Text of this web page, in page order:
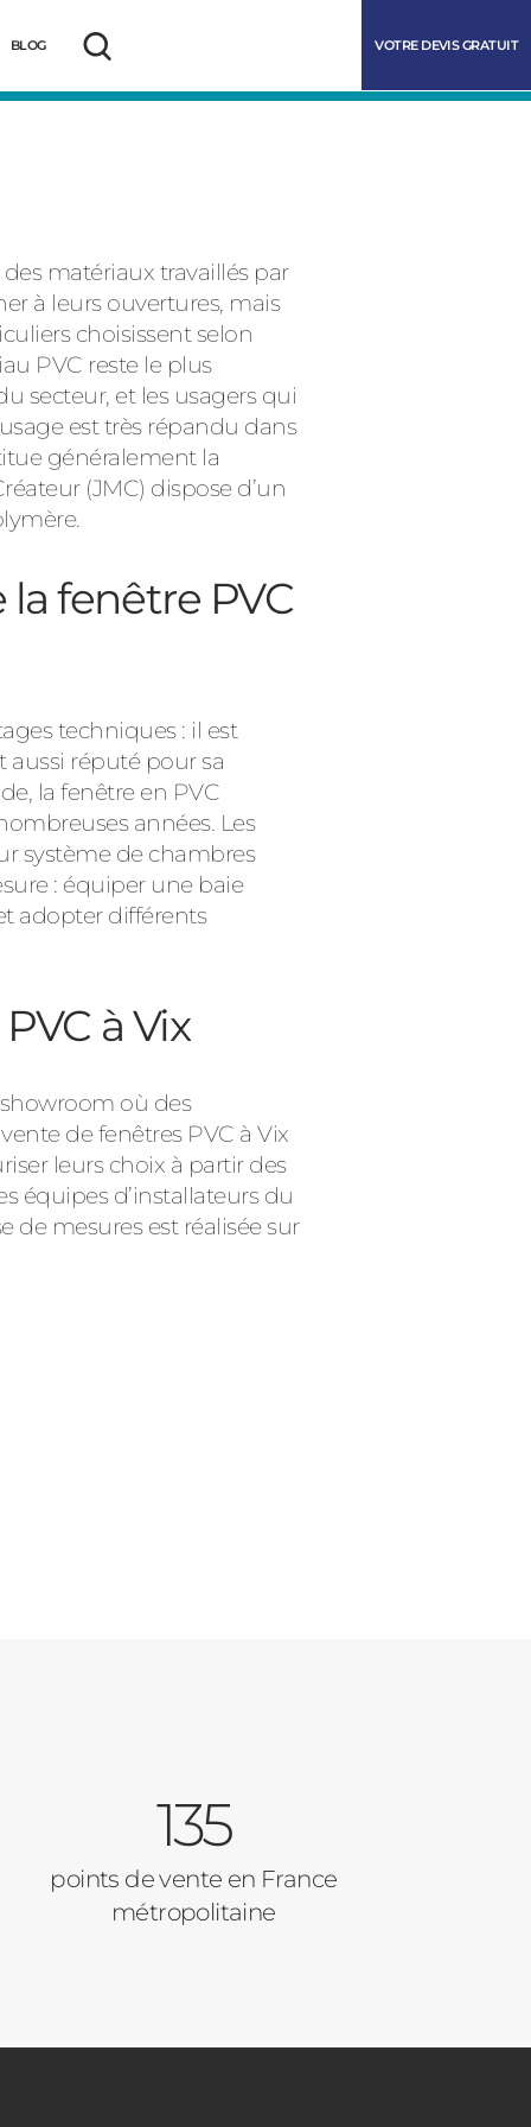
Consulter
BLOG
Rechercher
VOTRE DEVIS GRATUIT
matériaux travaillés par
à leurs ouvertures, mais
choisissent selon
PVC reste le plus
secteur, et les usagers qui
est très répandu dans
généralement la
(JMC) dispose d’un
fenêtre PVC
techniques : il est
aussi réputé pour sa
la fenêtre en PVC
années. Les
système de chambres
: équiper une baie
adopter différents
à Vix
où des
de fenêtres PVC à Vix
leurs choix à partir des
équipes d’installateurs du
de mesures est réalisée sur
135
points de vente en France
métropolitaine